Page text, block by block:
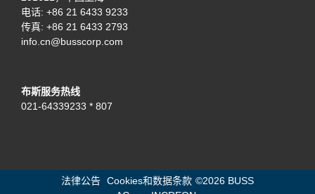
电话: +86 21 6433 9233
传真: +86 21 6433 2793
info.cn@busscorp.com
布斯服务热线
021-64339233 * 807
法律公告 Cookies和数据条款 ©2026 BUSS